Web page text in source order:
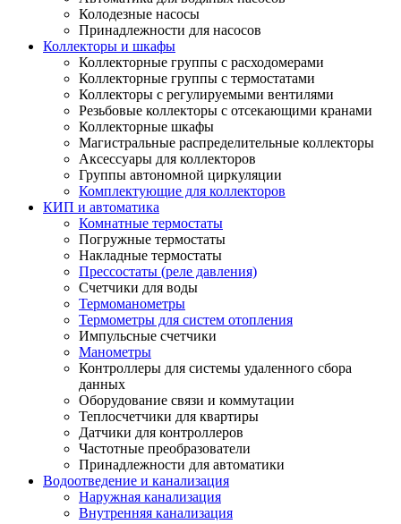
Колодезные насосы
Принадлежности для насосов
Коллекторы и шкафы
Коллекторные группы с расходомерами
Коллекторные группы с термостатами
Коллекторы с регулируемыми вентилями
Резьбовые коллекторы с отсекающими кранами
Коллекторные шкафы
Магистральные распределительные коллекторы
Аксессуары для коллекторов
Группы автономной циркуляции
Комплектующие для коллекторов
КИП и автоматика
Комнатные термостаты
Погружные термостаты
Накладные термостаты
Прессостаты (реле давления)
Счетчики для воды
Термоманометры
Термометры для систем отопления
Импульсные счетчики
Манометры
Контроллеры для системы удаленного сбора
данных
Оборудование связи и коммутации
Теплосчетчики для квартиры
Датчики для контроллеров
Частотные преобразователи
Принадлежности для автоматики
Водоотведение и канализация
Наружная канализация
Внутренняя канализация